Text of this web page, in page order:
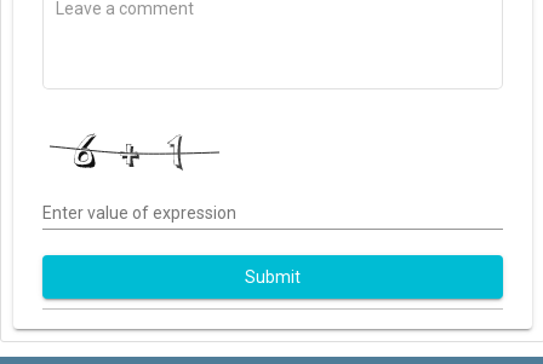
Enter value of expression
Submit